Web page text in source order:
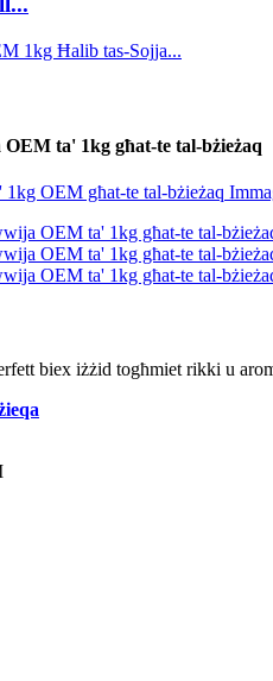
ta' 1kg għat-te tal-bżieżaq
biex iżżid togħmiet rikki u